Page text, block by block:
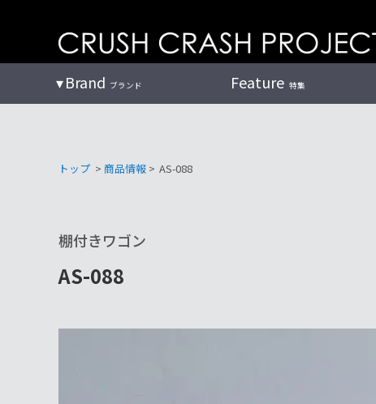
ツ
Brand ブランド Feature 特集
トップ > 商品情報> AS-088
棚付きワゴン
AS-088